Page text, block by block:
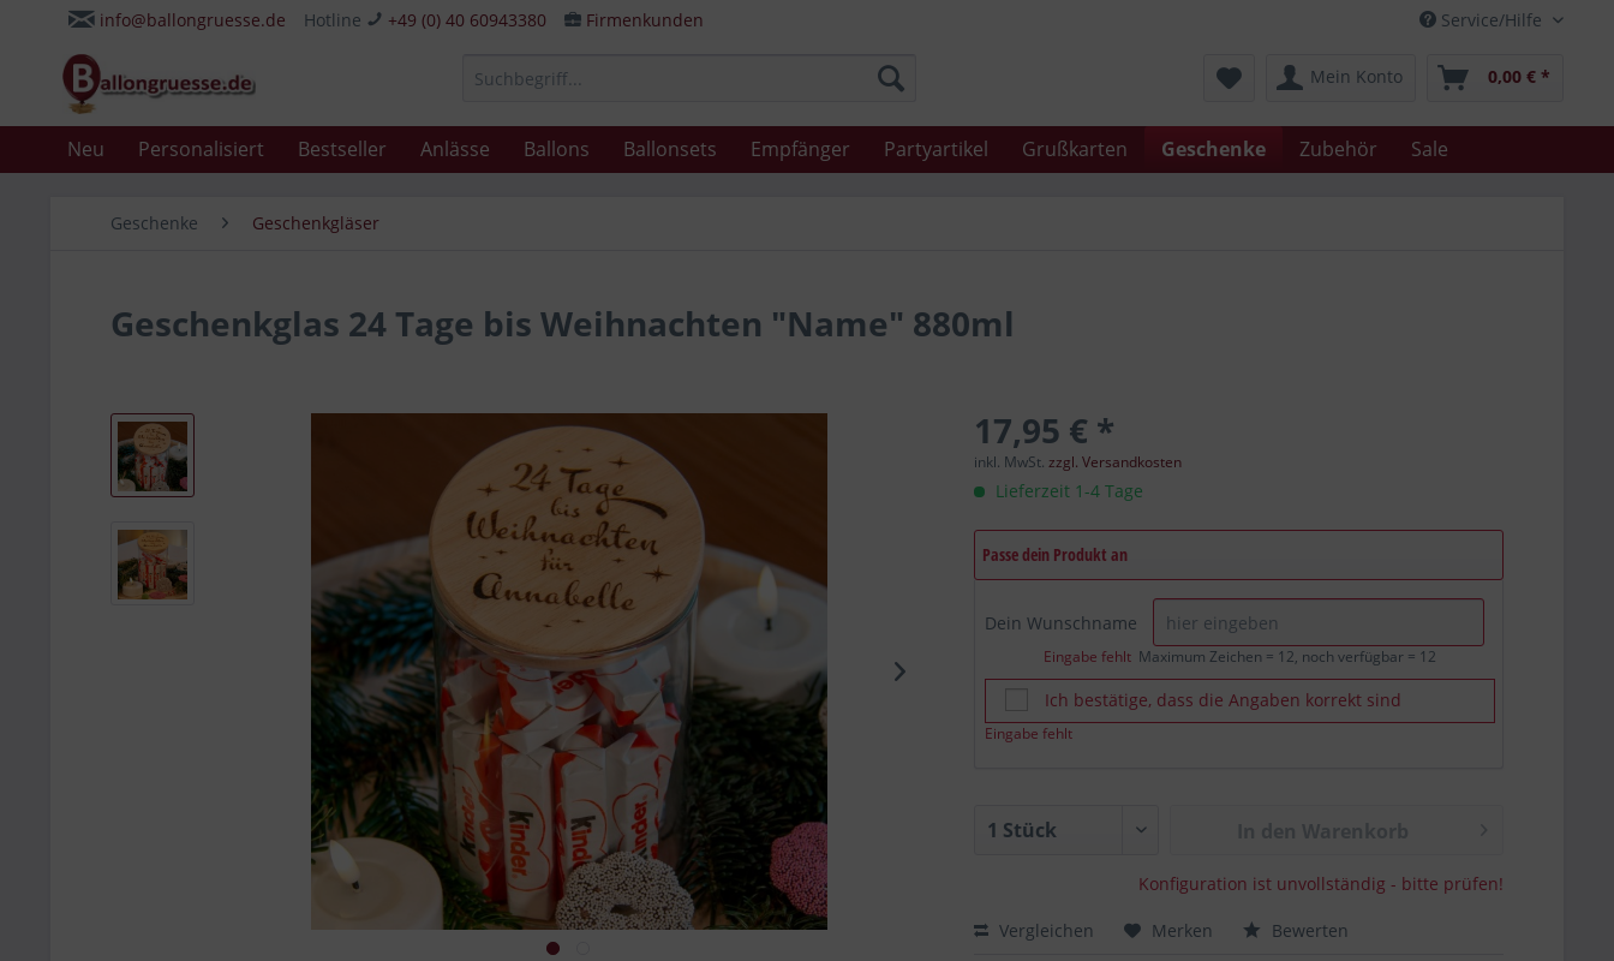
Service/Hilfe
info@ballongruesse.de Hotline +49 (0) 40 60943380 Firmenkunden
Mein Konto 0,00 € *
Neu Personalisiert Bestseller Anlässe Ballons Ballonsets Empfänger Partyartikel Grußkarten Geschenke Zubehör Sale
Geschenke Geschenkgläser
Geschenkglas 24 Tage bis Weihnachten "Name" 880ml
17,95 € *
inkl. MwSt.zzgl. Versandkosten
Lieferzeit 1-4 Tage
Passe dein Produkt an
Dein Wunschname
Eingabe fehlt Maximum Zeichen = 12, noch verfügbar = 12
Ich bestätige, dass die Angaben korrekt sind
Eingabe fehlt
Konfiguration ist unvollständig - bitte prüfen!
Vergleichen Merken Bewerten